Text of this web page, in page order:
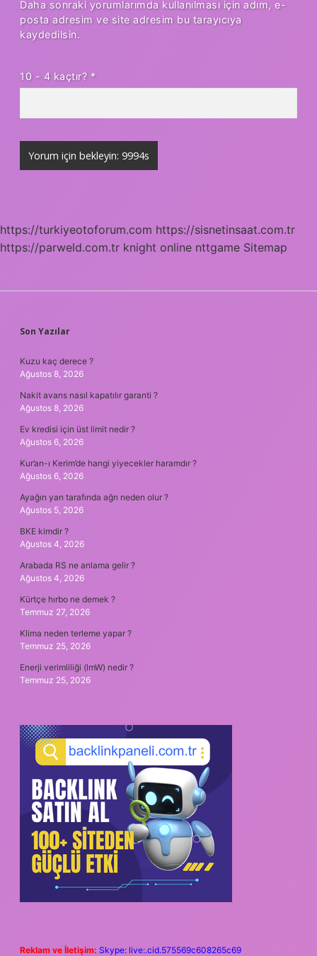
Daha sonraki yorumlarımda kullanılması için adım, e-
posta adresim ve site adresim bu tarayıcıya
kaydedilsin.
10 - 4 kaçtır? *
https://turkiyeotoforum.com https://sisnetinsaat.com.tr
https://parweld.com.tr knight online nttgame Sitemap
SIDEBAR
Son Yazılar
Kuzu kaç derece ?
Ağustos 8, 2026
Nakit avans nasıl kapatılır garanti ?
Ağustos 8, 2026
Ev kredisi için üst limit nedir ?
Ağustos 6, 2026
Kur’an-ı Kerim’de hangi yiyecekler haramdır ?
Ağustos 6, 2026
Ayağın yan tarafında ağrı neden olur ?
Ağustos 5, 2026
BKE kimdir ?
Ağustos 4, 2026
Arabada RS ne anlama gelir ?
Ağustos 4, 2026
Kürtçe hırbo ne demek ?
Temmuz 27, 2026
Klima neden terleme yapar ?
Temmuz 25, 2026
Enerji verimliliği (lmW) nedir ?
Temmuz 25, 2026
Reklam ve İletişim: Skype: live:.cid.575569c608265c69